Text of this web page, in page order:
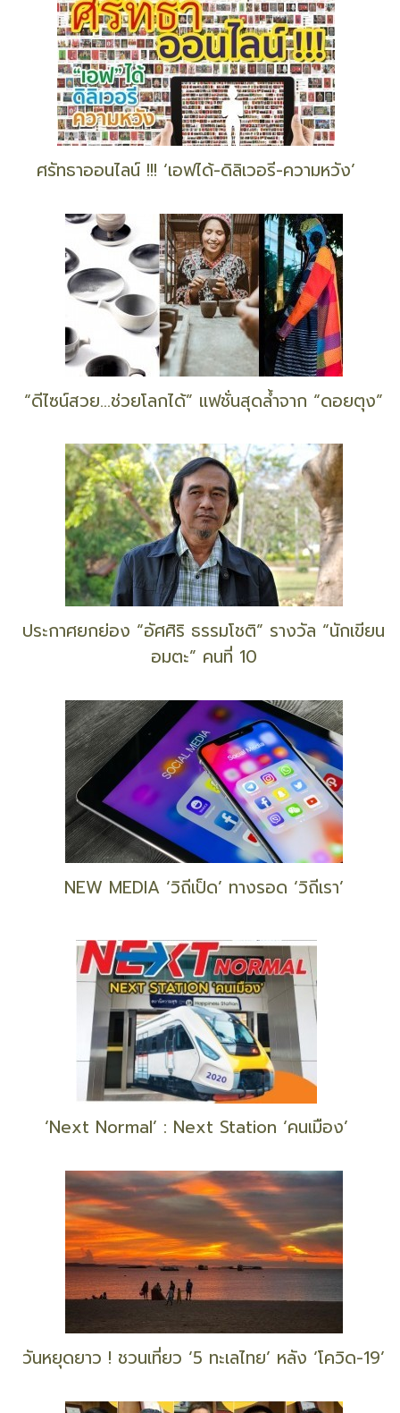
ศรัทธาออนไลน์ !!! ‘เอฟได้-ดิลิเวอรี-ความหวัง’
“ดีไซน์สวย…ช่วยโลกได้” แฟชั่นสุดล้ำจาก “ดอยตุง”
ประกาศยกย่อง “อัศศิริ ธรรมโชติ” รางวัล “นักเขียน
อมตะ” คนที่ 10
NEW MEDIA ‘วิถีเป็ด’ ทางรอด ‘วิถีเรา’
‘Next Normal’ : Next Station ‘คนเมือง’
วันหยุดยาว ! ชวนเที่ยว ‘5 ทะเลไทย’ หลัง ‘โควิด-19’